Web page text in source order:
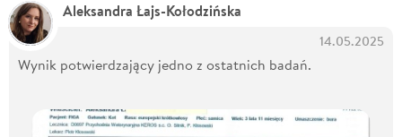
Aleksandra Łajs-Kołodzińska
14.05.2025
Wynik potwierdzający jedno z ostatnich badań.